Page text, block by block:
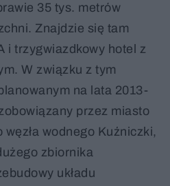
35 tys. metrów
Znajdzie się tam
i trzygwiazdkowy hotel z
W związku z tym
na lata 2013-
przez miasto
węzła wodnego Kuźniczki,
zbiornika
układu